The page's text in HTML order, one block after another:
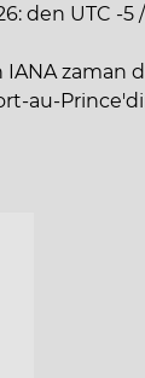
den UTC -
zaman
au-